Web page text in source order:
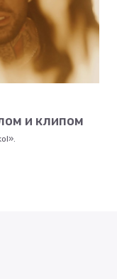
и клипом